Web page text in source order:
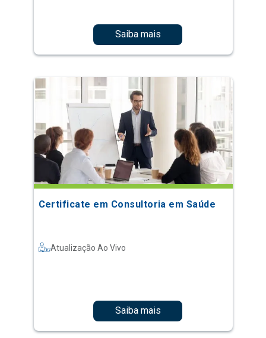
Saiba mais
Certificate em Consultoria em Saúde
Atualização Ao Vivo
Saiba mais